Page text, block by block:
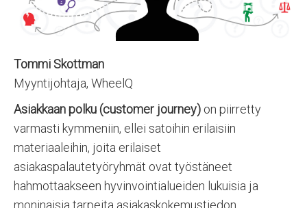
Tommi Skottman
Myyntijohtaja, WheelQ
Asiakkaan polku (customer journey) on piirretty
varmasti kymmeniin, ellei satoihin erilaisiin
materiaaleihin, joita erilaiset
asiakaspalautetyöryhmät ovat työstäneet
hahmottaakseen hyvinvointialueiden lukuisia ja